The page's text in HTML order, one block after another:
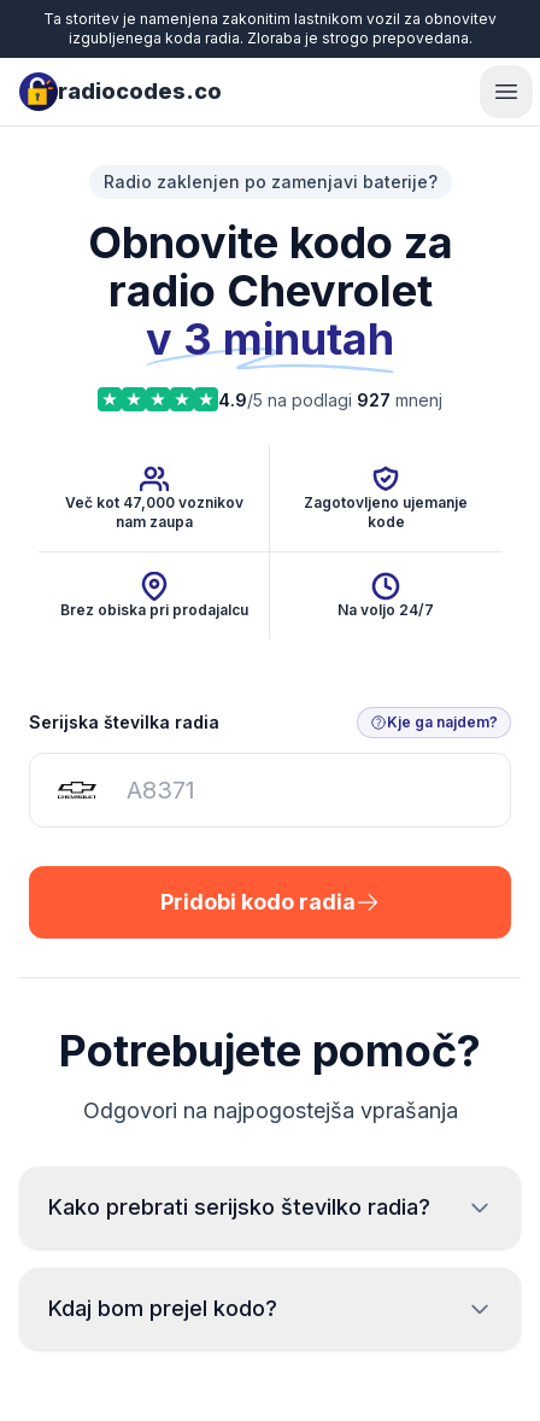
Ta storitev je namenjena zakonitim lastnikom vozil za obnovitev
izgubljenega koda radia. Zloraba je strogo prepovedana.
radiocodes.co
Radio zaklenjen po zamenjavi baterije?
Obnovite kodo za
radio Chevrolet
v 3 minutah
4.9/5 na podlagi 927 mnenj
Več kot 47,000 voznikov
nam zaupa
Zagotovljeno ujemanje
kode
Brez obiska pri prodajalcu Na voljo 24/7
Pridobi kodo radia
Serijska številka radia Kje ga najdem?
Pridobi kodo radia
Potrebujete pomoč?
Odgovori na najpogostejša vprašanja
Kako prebrati serijsko številko radia?
odstraniti radio in prebrati kodo z nalepke na ohišju
radia. Običajno je serijska številka nad ali pod črtno
Kdaj bom prejel kodo?